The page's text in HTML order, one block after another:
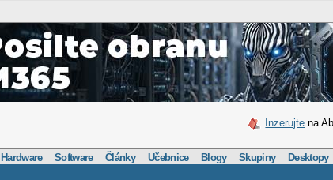
Inzerujte na
Hardware Software Články Učebnice Blogy Skupiny Desktopy